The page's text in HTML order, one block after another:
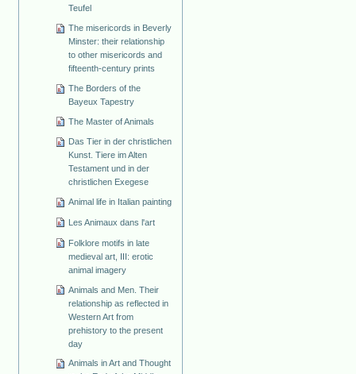
Teufel
The misericords in Beverly
Minster: their relationship
to other misericords and
fifteenth-century prints
The Borders of the
Bayeux Tapestry
The Master of Animals
Das Tier in der christlichen
Kunst. Tiere im Alten
Testament und in der
christlichen Exegese
Animal life in Italian painting
Les Animaux dans l'art
Folklore motifs in late
medieval art, III: erotic
animal imagery
Animals and Men. Their
relationship as reflected in
Western Art from
prehistory to the present
day
Animals in Art and Thought